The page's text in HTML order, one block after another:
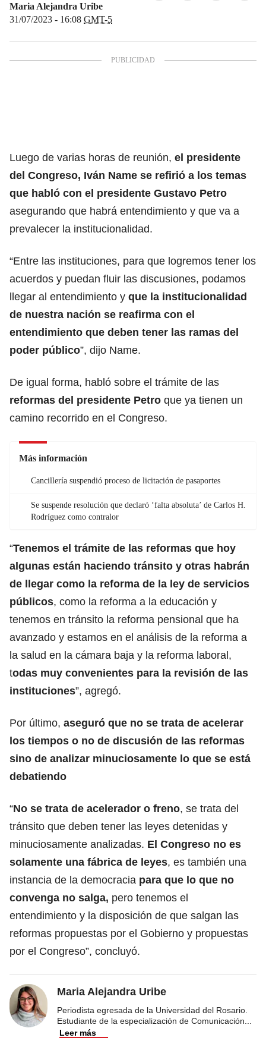
Maria Alejandra Uribe
31/07/2023 - 16:08 GMT-5
Luego de varias horas de reunión, el presidente
del Congreso, Iván Name se refirió a los temas
que habló con el presidente Gustavo Petro
asegurando que habrá entendimiento y que va a
prevalecer la institucionalidad.
“Entre las instituciones, para que logremos tener los
acuerdos y puedan fluir las discusiones, podamos
llegar al entendimiento y que la institucionalidad
de nuestra nación se reafirma con el
entendimiento que deben tener las ramas del
poder público”, dijo Name.
De igual forma, habló sobre el trámite de las
reformas del presidente Petro que ya tienen un
camino recorrido en el Congreso.
Más información
Cancillería suspendió proceso de licitación de pasaportes
Se suspende resolución que declaró ‘falta absoluta’ de Carlos H.
Rodríguez como contralor
“Tenemos el trámite de las reformas que hoy
algunas están haciendo tránsito y otras habrán
de llegar como la reforma de la ley de servicios
públicos, como la reforma a la educación y
tenemos en tránsito la reforma pensional que ha
avanzado y estamos en el análisis de la reforma a
la salud en la cámara baja y la reforma laboral,
todas muy convenientes para la revisión de las
instituciones”, agregó.
Por último, aseguró que no se trata de acelerar
los tiempos o no de discusión de las reformas
sino de analizar minuciosamente lo que se está
debatiendo
“No se trata de acelerador o freno, se trata del
tránsito que deben tener las leyes detenidas y
minuciosamente analizadas. El Congreso no es
solamente una fábrica de leyes, es también una
instancia de la democracia para que lo que no
convenga no salga, pero tenemos el
entendimiento y la disposición de que salgan las
reformas propuestas por el Gobierno y propuestas
por el Congreso”, concluyó.
Maria Alejandra Uribe
Periodista egresada de la Universidad del Rosario.
Estudiante de la especialización de Comunicación
Leer más